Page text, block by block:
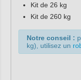
Kit de 26 kg
Kit de 260 kg
Notre conseil :
kg), utilisez un